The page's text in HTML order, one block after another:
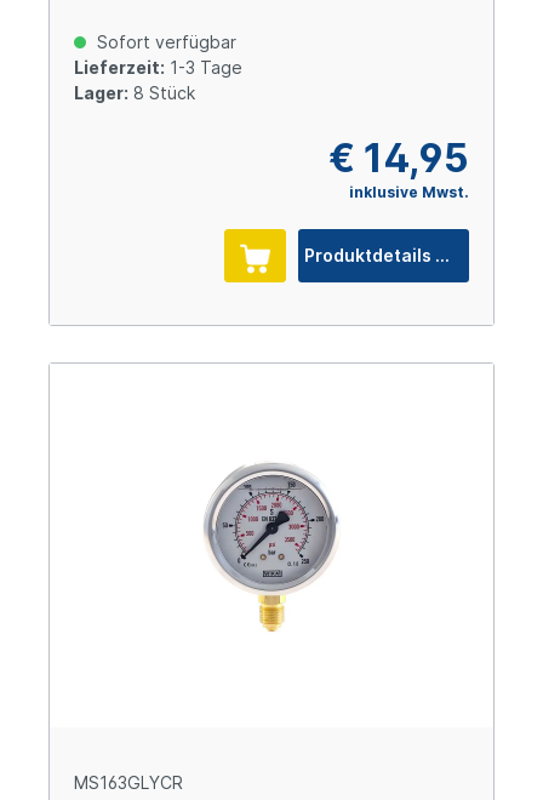
Sofort verfügbar
Lieferzeit: 1-3 Tage
Lager: 8 Stück
€ 14,95
inklusive Mwst.
Produktdetails
MS163GLYCR